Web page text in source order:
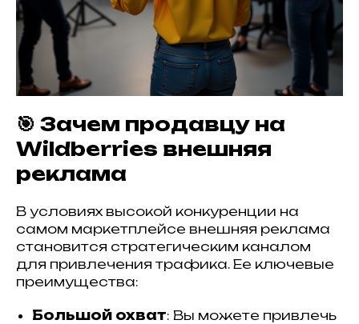
🎯 Зачем продавцу на
Wildberries внешняя
реклама
В условиях высокой конкуренции на
самом маркетплейсе внешняя реклама
становится стратегическим каналом
для привлечения трафика. Ее ключевые
преимущества:
Большой охват: Вы можете привлечь